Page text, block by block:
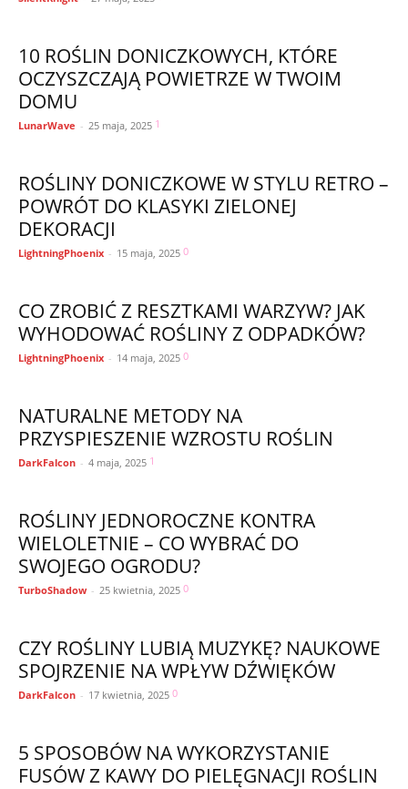
10 ROŚLIN DONICZKOWYCH, KTÓRE
OCZYSZCZAJĄ POWIETRZE W TWOIM
DOMU
LunarWave - 25 maja, 2025 1
ROŚLINY DONICZKOWE W STYLU RETRO –
POWRÓT DO KLASYKI ZIELONEJ
DEKORACJI
LightningPhoenix - 15 maja, 2025 0
CO ZROBIĆ Z RESZTKAMI WARZYW? JAK
WYHODOWAĆ ROŚLINY Z ODPADKÓW?
LightningPhoenix - 14 maja, 2025 0
NATURALNE METODY NA
PRZYSPIESZENIE WZROSTU ROŚLIN
DarkFalcon - 4 maja, 2025 1
ROŚLINY JEDNOROCZNE KONTRA
WIELOLETNIE – CO WYBRAĆ DO
SWOJEGO OGRODU?
TurboShadow - 25 kwietnia, 2025 0
CZY ROŚLINY LUBIĄ MUZYKĘ? NAUKOWE
SPOJRZENIE NA WPŁYW DŹWIĘKÓW
DarkFalcon - 17 kwietnia, 2025 0
5 SPOSOBÓW NA WYKORZYSTANIE
FUSÓW Z KAWY DO PIELĘGNACJI ROŚLIN